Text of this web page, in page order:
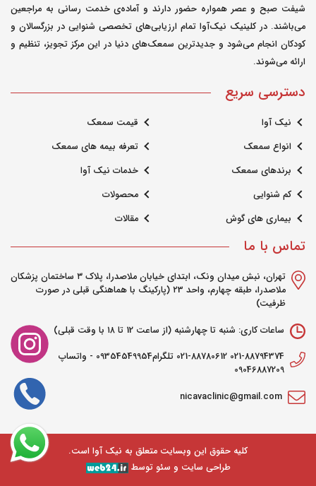
شیفت صبح و عصر همواره حضور دارند و آماده‌ی خدمت رسانی به مراجعین
می‌باشند. در کلینیک نیک‌آوا تمام ارزیابی‌های تخصصی شنوایی در بزرگسالان و
کودکان انجام می‌شود و جدیدترین سمعک‌های دنیا در این مرکز تجویز، تنظیم و
ارائه می‌شوند.
دسترسی سریع
نیک آوا
انواع سمعک
برندهای سمعک
کم شنوایی
بیماری های گوش
قیمت سمعک
تعرفه بیمه های سمعک
خدمات نیک آوا
محصولات
مقالات
تماس با ما
تهران، نبش میدان ونک، ابتدای خیابان ملاصدرا، پلاک ۳ ساختمان پزشکان
ملاصدرا، طبقه چهارم، واحد ۲3 (پارکینگ با هماهنگی قبلی در صورت
ظرفیت)
ساعات کاری: شنبه تا چهارشنبه (از ساعت 12 تا ۱۸ با وقت قبلی)
021-88794374 021-88780612 تلگرام09354549954 - واتساپ
09046887209
nicavaclinic@gmail.com
کلیه حقوق این وبسایت متعلق به نیک‌ آوا است.
طراحی سایت و سئو توسط